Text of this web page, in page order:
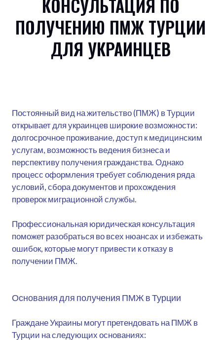
ПОЛУЧЕНИЮ ПМЖ ТУРЦИИ
ДЛЯ УКРАИНЦЕВ
Постоянный вид на жительство (ПМЖ) в Турции
открывает для украинцев широкие возможности:
долгосрочное проживание, доступ к медицинским
услугам, возможность ведения бизнеса и
перспективу получения гражданства. Однако
процесс оформления требует соблюдения ряда
условий, сбора документов и прохождения
проверок миграционной службы.
Профессиональная юридическая консультация
поможет разобраться во всех нюансах и избежать
ошибок, которые могут привести к отказу в
получении ПМЖ.
Основания для получения ПМЖ в Турции
Граждане Украины могут претендовать на ПМЖ в
Турции на следующих основаниях: